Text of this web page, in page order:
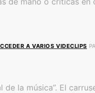
A VARIOS VIDECLIPS
la música”. El